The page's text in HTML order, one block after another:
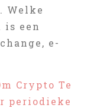
Welke
is een
e-
Crypto Te
periodieke